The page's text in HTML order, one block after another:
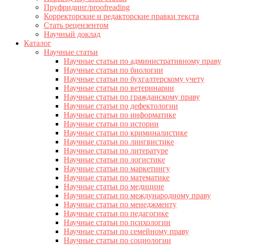
Пруфридинг/proofreading
Корректорские и редакторские правки текста
Стать рецензентом
Научный доклад
Каталог
Научные статьи
Научные статьи по административному праву
Научные статьи по биологии
Научные статьи по бухгалтерскому учету
Научные статьи по ветеринарии
Научные статьи по гражданскому праву
Научные статьи по дефектологии
Научные статьи по информатике
Научные статьи по истории
Научные статьи по криминалистике
Научные статьи по лингвистике
Научные статьи по литературе
Научные статьи по логистике
Научные статьи по маркетингу
Научные статьи по математике
Научные статьи по медицине
Научные статьи по международному праву
Научные статьи по менеджменту
Научные статьи по педагогике
Научные статьи по психологии
Научные статьи по семейному праву
Научные статьи по социологии